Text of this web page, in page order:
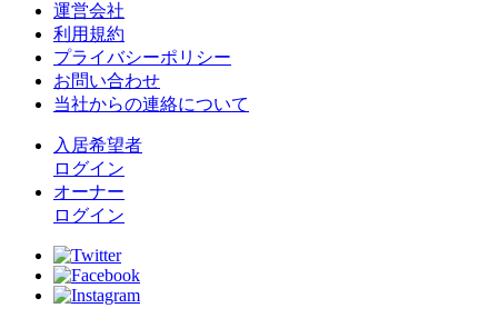
運営会社
利用規約
プライバシーポリシー
お問い合わせ
当社からの連絡について
入居希望者
ログイン
オーナー
ログイン